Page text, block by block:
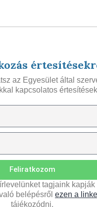
az Egyesület által
kapcsolatos
Feliratkozom
tagjaink kapják
belépésről ezen a
tájékozódni.